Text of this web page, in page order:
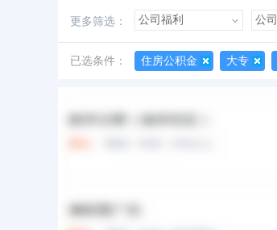
更多筛选：
已选条件： 住房公积金 大专